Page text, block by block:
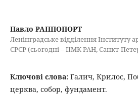
Павло РАППОПОРТ
Ленінградське відділення Інституту
СРСР (сьогодні – ІІМК РАН, Санкт-
Ключові слова: Галич, Крилос,
церква, собор, фундамент.